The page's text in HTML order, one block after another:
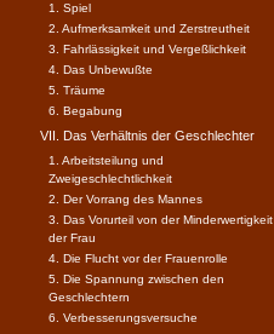
1. Spiel
2. Aufmerksamkeit und Zerstreutheit
3. Fahrlässigkeit und Vergeßlichkeit
4. Das Unbewußte
5. Träume
6. Begabung
VII. Das Verhältnis der Geschlechter
1. Arbeitsteilung und
Zweigeschlechtlichkeit
2. Der Vorrang des Mannes
3. Das Vorurteil von der Minderwertigkeit
der Frau
4. Die Flucht vor der Frauenrolle
5. Die Spannung zwischen den
Geschlechtern
6. Verbesserungsversuche